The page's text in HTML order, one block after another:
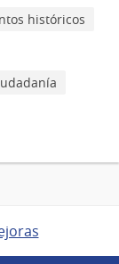
históricos